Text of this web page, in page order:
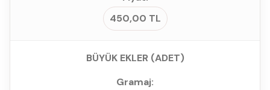
450,00 TL
BÜYÜK EKLER (ADET)